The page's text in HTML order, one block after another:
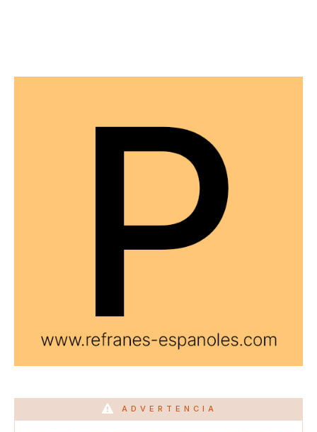
ADVERTENCIA